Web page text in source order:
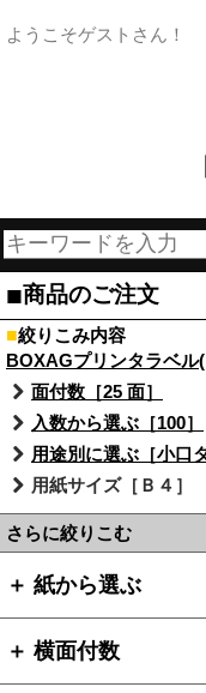
ようこそゲストさん！
■商品のご注文
■絞りこみ内容
BOXAGプリンタラベル
面付数［25 面］
入数から選ぶ［100］
用途別に選ぶ［小口
用紙サイズ［Ｂ４］
さらに絞りこむ
＋ 紙から選ぶ
＋ 横面付数